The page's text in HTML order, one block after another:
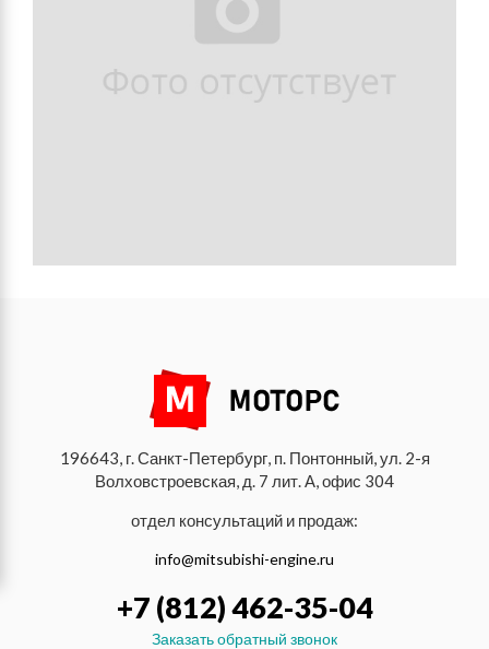
196643, г. Санкт-Петербург, п. Понтонный, ул. 2-я
Волховстроевская, д. 7 лит. А, офис 304
отдел консультаций и продаж:
info@mitsubishi-engine.ru
+7 (812) 462-35-04
Заказать обратный звонок